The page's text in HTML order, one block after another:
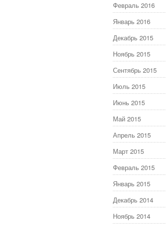
Февраль 2016
Январь 2016
Декабрь 2015
Ноябрь 2015
Сентябрь 2015
Июль 2015
Июнь 2015
Май 2015
Апрель 2015
Март 2015
Февраль 2015
Январь 2015
Декабрь 2014
Ноябрь 2014